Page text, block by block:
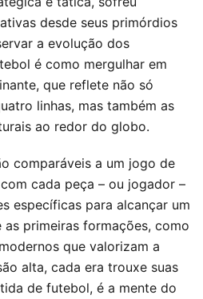
desde seus primórdios
a evolução dos
é como mergulhar em
que reflete não só
linhas, mas também as
ao redor do globo.
comparáveis a um jogo de
cada peça – ou jogador –
específicas para alcançar um
primeiras formações, como
que valorizam a
alta, cada era trouxe suas
de futebol, é a mente do